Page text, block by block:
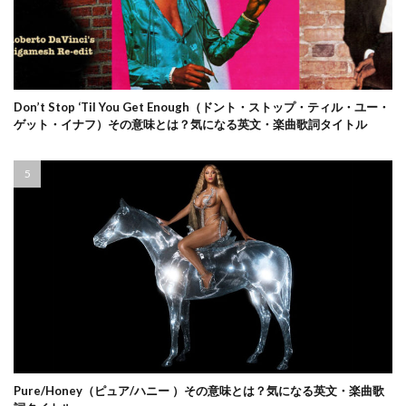
Don’t Stop ‘Til You Get Enough（ドント・ストップ・ティル・ユー・
ゲット・イナフ）その意味とは？気になる英文・楽曲歌詞タイトル
Pure/Honey（ピュア/ハニー ）その意味とは？気になる英文・楽曲歌